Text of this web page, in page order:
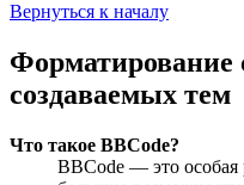
Вернуться к началу
создаваемых тем
Что такое BBCode?
BBCode — это